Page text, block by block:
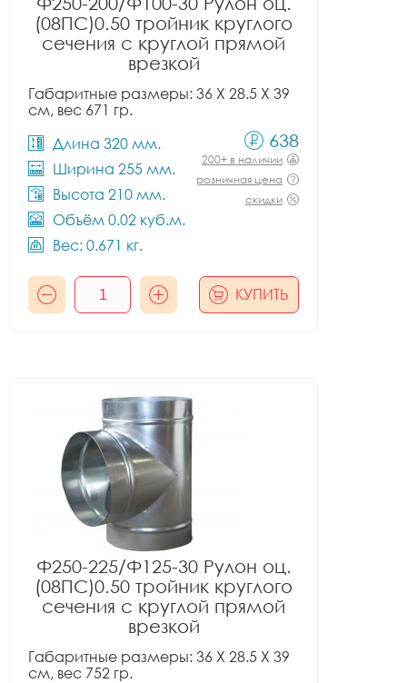
(08ПС)0.50 тройник круглого
сечения с круглой прямой
врезкой
Габаритные размеры: 36 X 28.5 X 39
см, вес 671 гр.
Длина 320 мм.
Ширина 255 мм.
Высота 210 мм.
Объём 0.02 куб.м.
Вес: 0.671 кг.
638
200+ в наличии
розничная цена
скидки
КУПИТЬ
Ф250-225/Ф125-30 Рулон оц.
(08ПС)0.50 тройник круглого
сечения с круглой прямой
врезкой
Габаритные размеры: 36 X 28.5 X 39
см, вес 752 гр.